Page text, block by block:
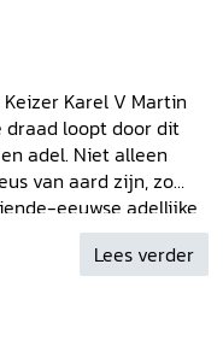
Karel V Martin
draad loopt door dit
adel. Niet alleen
van aard zijn, zo
eeuwse adellijke
dynastieke identiteit
zich zowel met hun
Lees verder